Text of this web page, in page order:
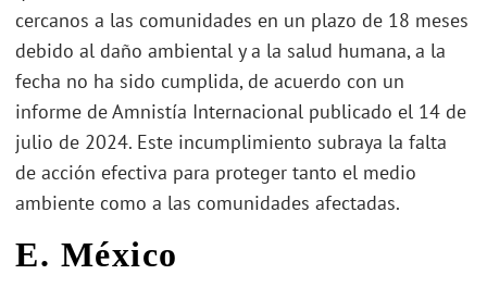
cercanos a las comunidades en un plazo de 18 meses
debido al daño ambiental y a la salud humana, a la
fecha no ha sido cumplida, de acuerdo con un
informe de Amnistía Internacional publicado el 14 de
julio de 2024. Este incumplimiento subraya la falta
de acción efectiva para proteger tanto el medio
ambiente como a las comunidades afectadas.
E. México